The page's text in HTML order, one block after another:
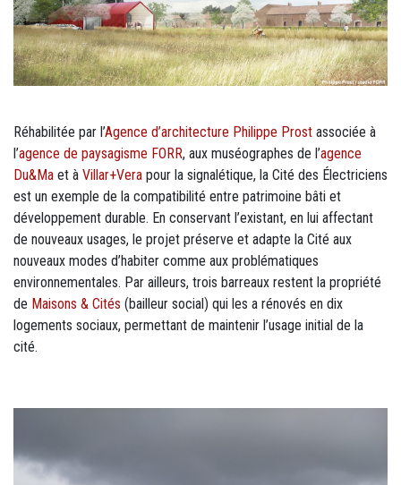
Réhabilitée par l’Agence d’architecture Philippe Prost associée à
l’agence de paysagisme FORR, aux muséographes de l’agence
Du&Ma et à Villar+Vera pour la signalétique, la Cité des Électriciens
est un exemple de la compatibilité entre patrimoine bâti et
développement durable. En conservant l’existant, en lui affectant
de nouveaux usages, le projet préserve et adapte la Cité aux
nouveaux modes d’habiter comme aux problématiques
environnementales. Par ailleurs, trois barreaux restent la propriété
de Maisons & Cités (bailleur social) qui les a rénovés en dix
logements sociaux, permettant de maintenir l’usage initial de la
cité.